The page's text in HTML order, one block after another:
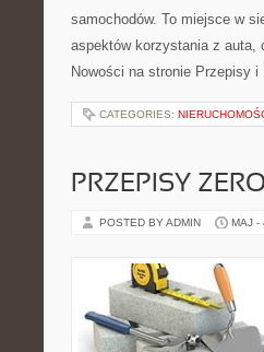
samochodów. To miejsce w
aspektów korzystania z auta,
Nowości na stronie Przepisy
CATEGORIES:
PRZEPISY
POSTED BY ADMIN MAJ -